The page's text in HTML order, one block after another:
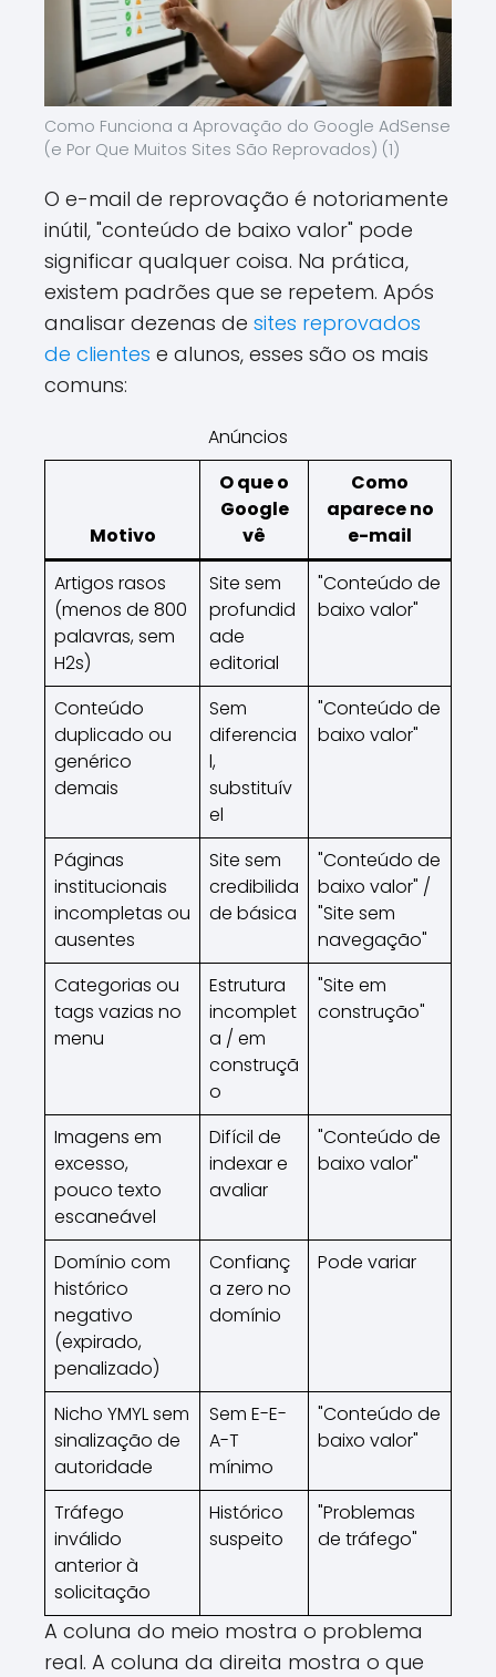
Como Funciona a Aprovação do Google AdSense
(e Por Que Muitos Sites São Reprovados) (1)
O e-mail de reprovação é notoriamente
inútil, "conteúdo de baixo valor" pode
significar qualquer coisa. Na prática,
existem padrões que se repetem. Após
analisar dezenas de sites reprovados
de clientes e alunos, esses são os mais
comuns:
Anúncios
Motivo
O que o
Google
vê
Como
aparece no
e-mail
Artigos rasos
(menos de 800
palavras, sem
H2s)
Site sem
profundid
ade
editorial
"Conteúdo de
baixo valor"
Conteúdo
duplicado ou
genérico
demais
Sem
diferencia
l,
substituív
el
"Conteúdo de
baixo valor"
Páginas
institucionais
incompletas ou
ausentes
Site sem
credibilida
de básica
"Conteúdo de
baixo valor" /
"Site sem
navegação"
Categorias ou
tags vazias no
menu
Estrutura
incomplet
a / em
construçã
o
"Site em
construção"
Imagens em
excesso,
pouco texto
escaneável
Difícil de
indexar e
avaliar
"Conteúdo de
baixo valor"
Domínio com
histórico
negativo
(expirado,
penalizado)
Confianç
a zero no
domínio
Pode variar
Nicho YMYL sem
sinalização de
autoridade
Sem E-E-
A-T
mínimo
"Conteúdo de
baixo valor"
Tráfego
inválido
anterior à
solicitação
Histórico
suspeito
"Problemas
de tráfego"
A coluna do meio mostra o problema
real. A coluna da direita mostra o que